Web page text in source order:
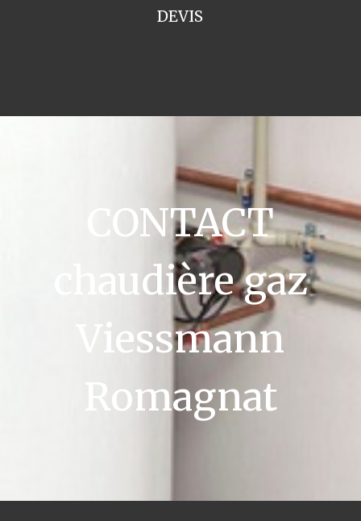
DEVIS
CONTACT
chaudière gaz
Viessmann
Romagnat